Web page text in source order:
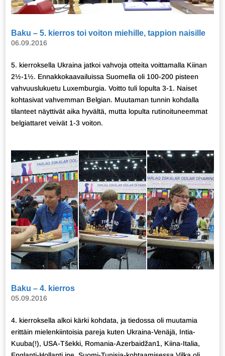
Baku – 5. kierros toi voiton miehille, tappion naisille
06.09.2016
5. kierroksella Ukraina jatkoi vahvoja otteita voittamalla Kiinan
2½-1½. Ennakkokaavailuissa Suomella oli 100-200 pisteen
vahvuuslukuetu Luxemburgia. Voitto tuli lopulta 3-1. Naiset
kohtasivat vahvemman Belgian. Muutaman tunnin kohdalla
tilanteet näyttivät aika hyvältä, mutta lopulta rutinoituneemmat
belgiattaret veivät 1-3 voiton.
Baku – 4. kierros
05.09.2016
4. kierroksella alkoi kärki kohdata, ja tiedossa oli muutamia
erittäin mielenkiintoisia pareja kuten Ukraina-Venäjä, Intia-
Kuuba(!), USA-Tšekki, Romania-Azerbaidžan1, Kiina-Italia,